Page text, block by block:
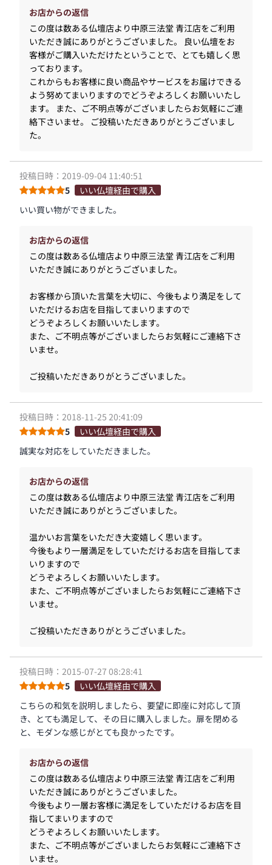
お店からの返信
この度は数ある仏壇店より中原三法堂 青江店をご利用
いただき誠にありがとうございました。 良い仏壇をお
客様がご購入いただけたということで、とても嬉しく思
っております。
これからもお客様に良い商品やサービスをお届けできる
よう努めてまいりますのでどうぞよろしくお願いいたし
ます。 また、ご不明点等がございましたらお気軽にご連
絡下さいませ。 ご投稿いただきありがとうございまし
た。
投稿日時：2019-09-04 11:40:51
5
いい仏壇経由で購入
いい買い物ができました。
お店からの返信
この度は数ある仏壇店より中原三法堂 青江店をご利用
いただき誠にありがとうございました。
お客様から頂いた言葉を大切に、今後もより満足をして
いただけるお店を目指してまいりますので
どうぞよろしくお願いいたします。
また、ご不明点等がございましたらお気軽にご連絡下さ
いませ。
ご投稿いただきありがとうございました。
投稿日時：2018-11-25 20:41:09
5
いい仏壇経由で購入
誠実な対応をしていただきました。
お店からの返信
この度は数ある仏壇店より中原三法堂 青江店をご利用
いただき誠にありがとうございました。
温かいお言葉をいただき大変嬉しく思います。
今後もより一層満足をしていただけるお店を目指してま
いりますので
どうぞよろしくお願いいたします。
また、ご不明点等がございましたらお気軽にご連絡下さ
いませ。
ご投稿いただきありがとうございました。
投稿日時：2015-07-27 08:28:41
5
いい仏壇経由で購入
こちらの和気を説明しましたら、要望に即座に対応して頂
き、とても満足して、その日に購入しました。扉を閉める
と、モダンな感じがとても良かったです。
お店からの返信
この度は数ある仏壇店より中原三法堂 青江店をご利用
いただき誠にありがとうございました。
今後もより一層お客様に満足をしていただけるお店を目
指してまいりますので
どうぞよろしくお願いいたします。
また、ご不明点等がございましたらお気軽にご連絡下さ
いませ。